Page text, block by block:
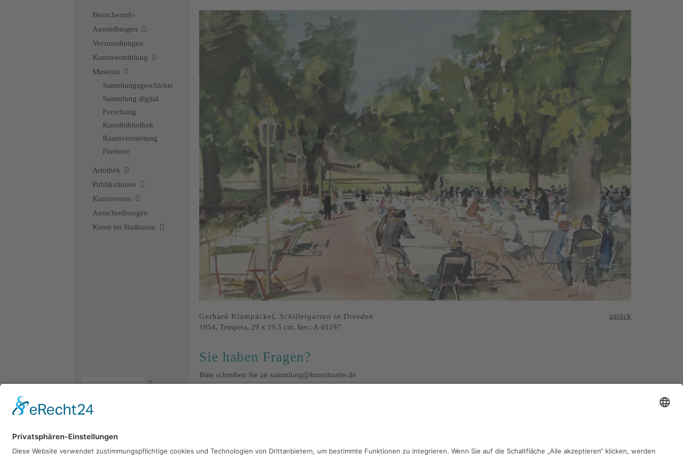
Besucherinfo
Ausstellungen
Veranstaltungen
Kunstvermittlung
Museum
Sammlungsgeschichte
Sammlung digital
Forschung
Kunstbibliothek
Raumvermietung
Förderer
Artothek
Publikationen
Kunstverein
Ausschreibungen
Kunst im Stadtraum
Kontakt
Newsletter
Impressum
Gerhard Klampäckel, Schillergarten in Dresden
1954, Tempera, 29 x 19.5 cm, Inv.: A-01197
zurück
Sie haben Fragen?
Bitte schreiben Sie an sammlung@kunsthuette.de